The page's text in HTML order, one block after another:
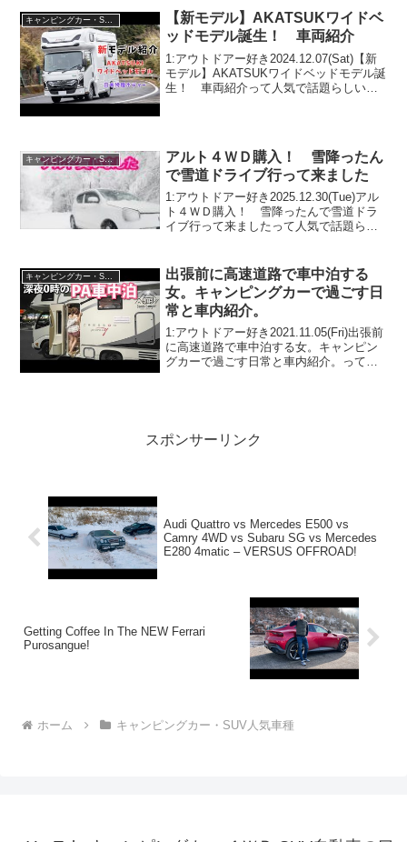
キャンピングカー・SUV人気車種
【新モデル】AKATSUKワイドベ
ッドモデル誕生！ 車両紹介
1:アウトドアー好き2024.12.07(Sat)【新
モデル】AKATSUKワイドベッドモデル誕
生！ 車両紹介って人気で話題らしい
キャンピングカー・SUV人気車種
アルト４ＷＤ購入！ 雪降ったん
で雪道ドライブ行って来ました
1:アウトドアー好き2025.12.30(Tue)アル
ト４ＷＤ購入！ 雪降ったんで雪道ドラ
イブ行って来ましたって人気で話題らし
す！3:アウトドアー好き2...
キャンピングカー・SUV人気車種
出張前に高速道路で車中泊する
女。キャンピングカーで過ごす日
常と車内紹介。
1:アウトドアー好き2021.11.05(Fri)出張前
に高速道路で車中泊する女。キャンピン
グカーで過ごす日常と車内紹介。って人
スポンサーリンク
Audi Quattro vs Mercedes E500 vs
Camry 4WD vs Subaru SG vs Mercedes
E280 4matic – VERSUS OFFROAD!
Getting Coffee In The NEW Ferrari
Purosangue!
ホーム キャンピングカー・SUV人気車種